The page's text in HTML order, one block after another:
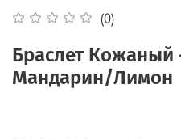
(0)
Браслет Кожаный
Мандарин/Лимон